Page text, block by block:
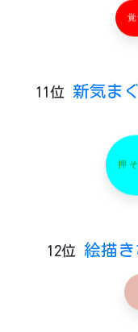
11位 新気ま
押
12位 絵描